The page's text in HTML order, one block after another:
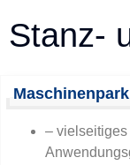
Stanz-
Maschinenpark
– vielseitiges